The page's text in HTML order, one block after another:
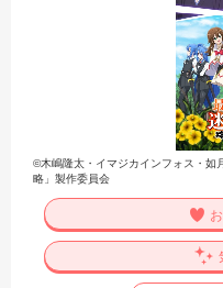
©木嶋隆太・イマジカインフォス・如
略」製作委員会